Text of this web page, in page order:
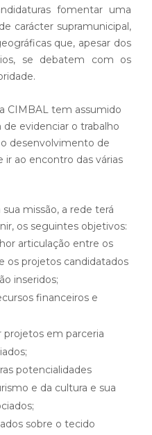
fomentar uma
carácter supramunicipal,
que, apesar dos
se debatem com os
CIMBAL tem assumido
evidenciar o trabalho
desenvolvimento de
ir ao encontro das várias
missão, a rede terá
os seguintes objetivos:
articulação entre os
os projetos candidatados
inseridos;
financeiros e
projetos em parceria
potencialidades
e da cultura e sua
sobre o tecido